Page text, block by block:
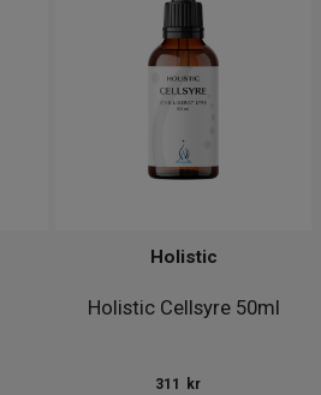
Holistic Cellsyre 50ml
Holistic
311 kr